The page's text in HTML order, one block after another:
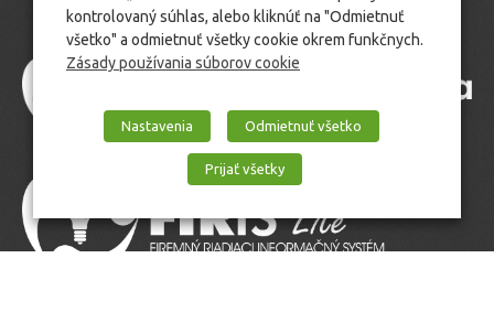
kontrolovaný súhlas, alebo kliknúť na "Odmietnuť
všetko" a odmietnuť všetky cookie okrem funkčnych.
Zásady používania súborov cookie
Nastavenia Odmietnuť všetko
Prijať všetky